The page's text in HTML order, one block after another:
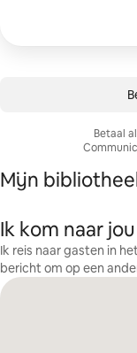
Betaal
Mijn
Ik kom naar
Ik reis naar gasten in
bericht om op een